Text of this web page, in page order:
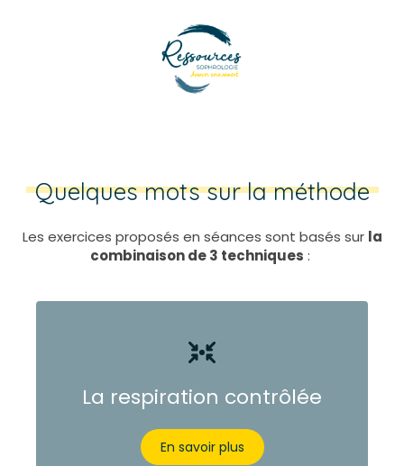
Quelques mots sur la méthode
Les exercices proposés en séances sont basés sur la
combinaison de 3 techniques :
La respiration contrôlée
En savoir plus